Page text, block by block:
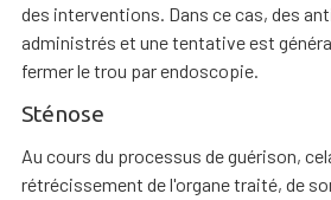
des interventions. Dans ce cas, des
administrés et une tentative est
fermer le trou par endoscopie.
Sténose
Au cours du processus de guérison,
rétrécissement de l'organe traité, de